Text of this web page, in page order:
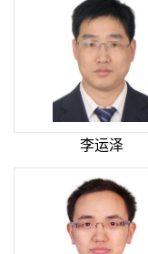
李运泽